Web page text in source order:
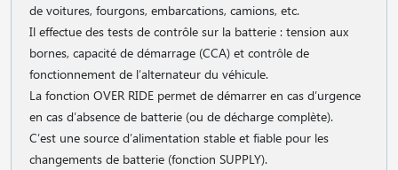
de voitures, fourgons, embarcations, camions, etc.
Il effectue des tests de contrôle sur la batterie : tension aux
bornes, capacité de démarrage (CCA) et contrôle de
fonctionnement de l′alternateur du véhicule.
La fonction OVER RIDE permet de démarrer en cas d′urgence
en cas d′absence de batterie (ou de décharge complète).
C′est une source d′alimentation stable et fiable pour les
changements de batterie (fonction SUPPLY).